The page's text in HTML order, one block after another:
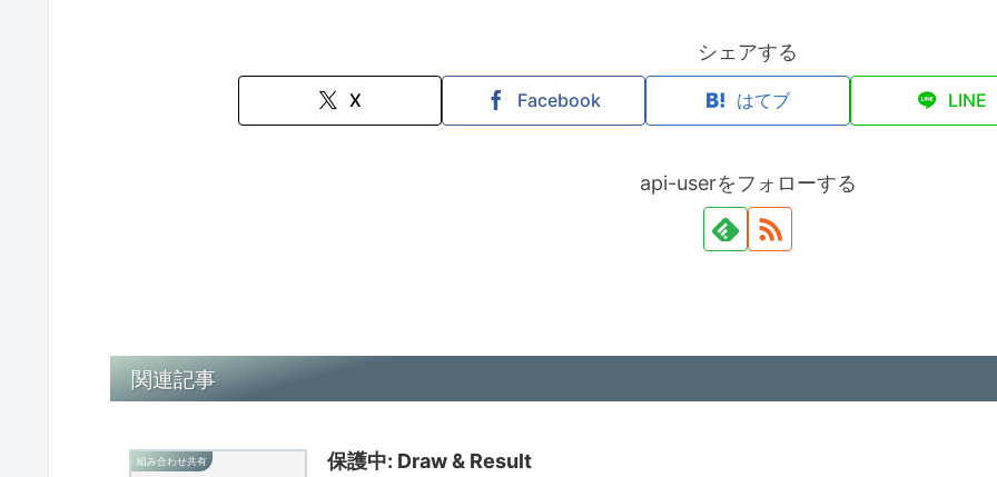
シェアする
X Facebook はてブ LINE
api-userをフォローする
関連記事
組み合わせ共有 保護中: Draw & Result